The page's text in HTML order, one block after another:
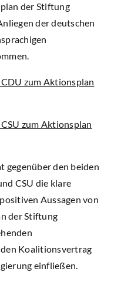
der Stiftung
der deutschen
zum Aktionsplan
zum Aktionsplan
gegenüber den beiden
CSU die klare
Aussagen von
der Stiftung
Koalitionsvertrag
einfließen.